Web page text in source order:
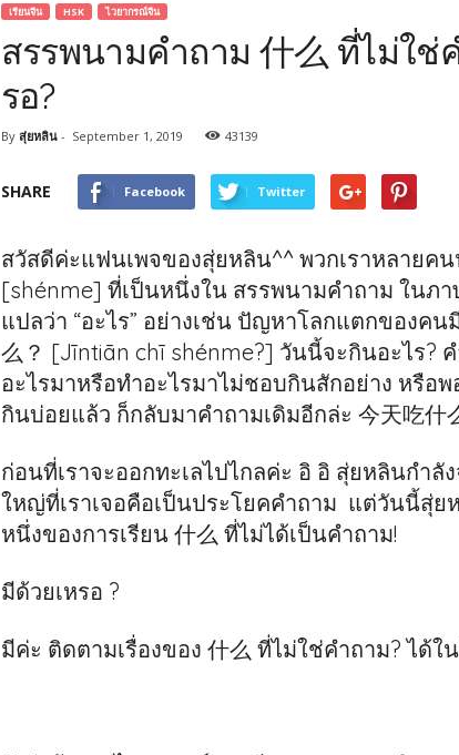
เรียนจีน HSK ไวยากรณ์จีน
สรรพนามคำถาม 什么 ที่ไม่ใช่
รอ?
By สุ่ยหลิน- September 1, 2019 43139
SHARE Facebook Twitter
สวัสดีค่ะแฟนเพจของสุ่ยหลิน^^ พวกเราหลายคน
[shénme] ที่เป็นหนึ่งใน สรรพนามคำถาม ในภ
แปลว่า “อะไร” อย่างเช่น ปัญหาโลกแตกของค
么？ [Jīntiān chī shénme?] วันนี้จะกินอะไร?
อะไรมาหรือทำอะไรมาไม่ชอบกินสักอย่าง หรือ
กินบ่อยแล้ว ก็กลับมาคำถามเดิมอีกล่ะ 今天吃什
ก่อนที่เราจะออกทะเลไปไกลค่ะ อิ อิ สุ่ยหลินกำลั
ใหญ่ที่เราเจอคือเป็นประโยคคำถาม แต่วันนี้สุ่ย
หนึ่งของการเรียน 什么 ที่ไม่ได้เป็นคำถาม!
มีด้วยเหรอ ?
มีค่ะ ติดตามเรื่องของ 什么 ที่ไม่ใช่คำถาม? ได้